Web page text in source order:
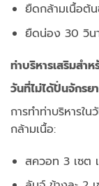
ยืดกล้ามเนื้อต้
ยืดน่อง 30 วิน
ท่าบริหารเสริมสำ
วันที่ไม่ได้ปั่นจักรย
การทำท่าบริหารใ
กล้ามเนื้อ:
สควอท 3 เซต